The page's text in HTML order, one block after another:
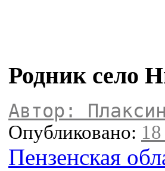
Родник село
Автор:
Опубликовано:
Пензенская